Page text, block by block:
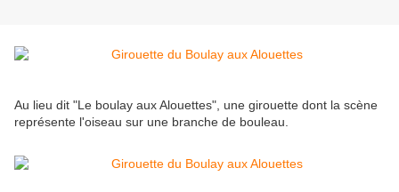
Au lieu dit "Le boulay aux Alouettes", une girouette dont la scène
représente l'oiseau sur une branche de bouleau.